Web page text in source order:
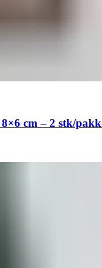
cm – 2 stk/